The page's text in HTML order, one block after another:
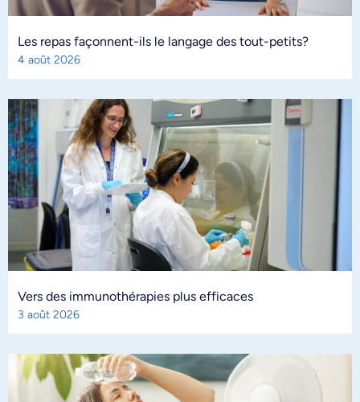
Les repas façonnent-ils le langage des tout-petits?
4 août 2026
Vers des immunothérapies plus efficaces
3 août 2026